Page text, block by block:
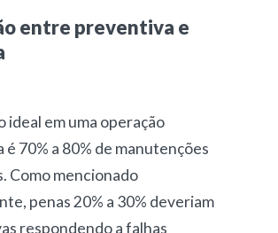
entre preventiva e
ideal em uma operação
70% a 80% de manutenções
Como mencionado
penas 20% a 30% deveriam
respondendo a falhas